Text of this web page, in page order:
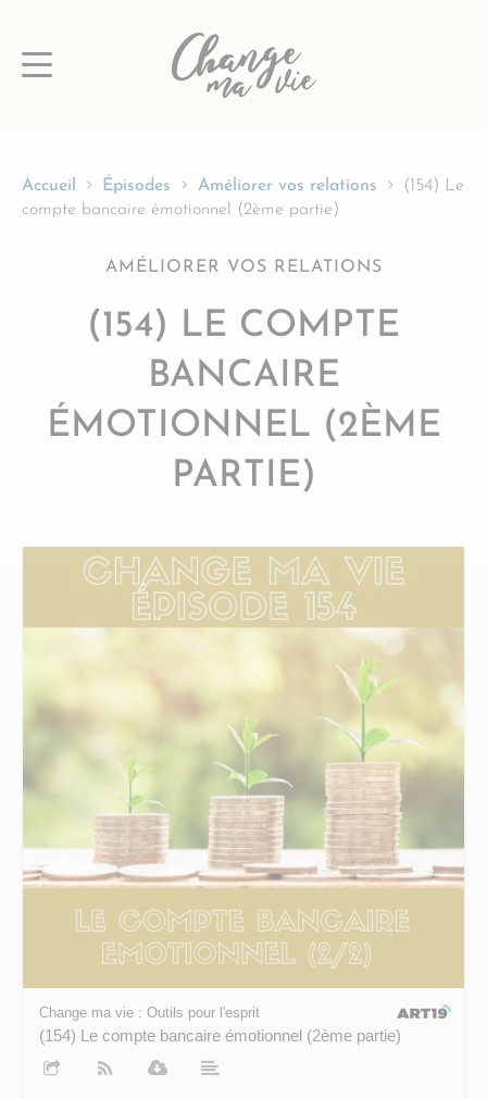
au
Accueil Épisodes Améliorer vos relations
(154) Le
compte bancaire émotionnel (2ème partie)
AMÉLIORER VOS RELATIONS
(154) LE COMPTE
BANCAIRE
ÉMOTIONNEL (2ÈME
PARTIE)
Change ma vie : Outils pour l'esprit
(154) Le compte bancaire émotionnel (2ème partie)